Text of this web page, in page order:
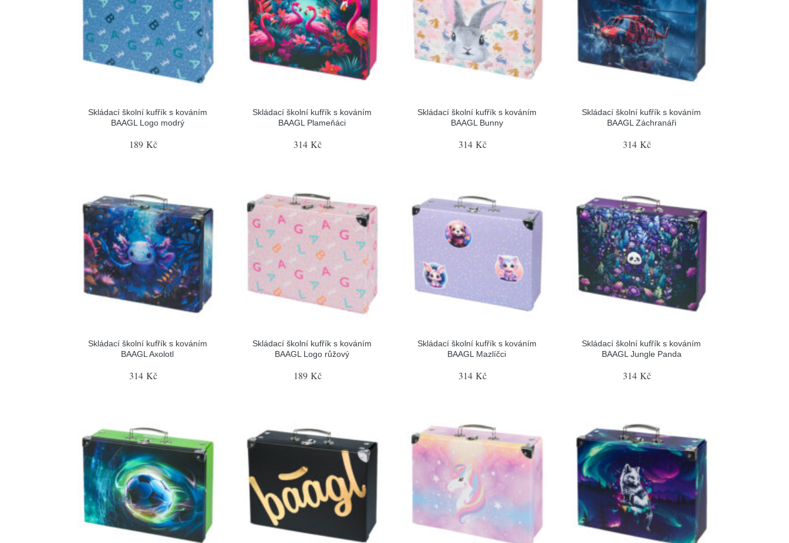
Skládací školní kufřík s kováním
BAAGL Logo modrý
189 Kč
Skládací školní kufřík s kováním
BAAGL Plameňáci
314 Kč
Skládací školní kufřík s kováním
BAAGL Bunny
314 Kč
Skládací školní kufřík s kováním
BAAGL Záchranáři
314 Kč
Skládací školní kufřík s kováním
BAAGL Axolotl
314 Kč
Skládací školní kufřík s kováním
BAAGL Logo růžový
189 Kč
Skládací školní kufřík s kováním
BAAGL Mazlíčci
314 Kč
Skládací školní kufřík s kováním
BAAGL Jungle Panda
314 Kč